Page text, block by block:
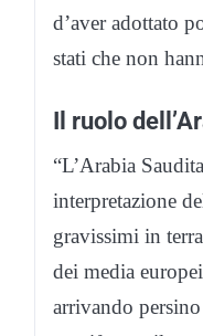
d’aver adottato
stati che non
Il ruolo
“L’Arabia
interpretazione
gravissimi in
dei media
arrivando